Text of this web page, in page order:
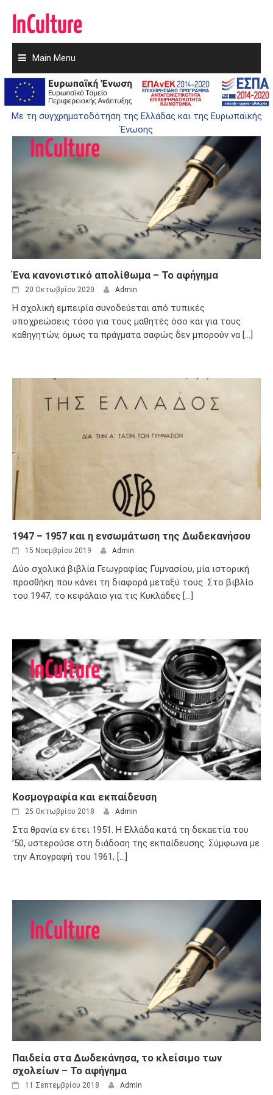
to
content
Main Menu
Με τη συγχρηματοδότηση της Ελλάδας και της Ευρωπαϊκής
Ένωσης
ΠΑΙΔΕΊΑ
Ένα κανονιστικό απολίθωμα – Το αφήγημα
20 Οκτωβρίου 2020 Admin
Η σχολική εμπειρία συνοδεύεται από τυπικές
υποχρεώσεις τόσο για τους μαθητές όσο και για τους
καθηγητών, όμως τα πράγματα σαφώς δεν μπορούν να [...]
1947 – 1957 και η ενσωμάτωση της Δωδεκανήσου
15 Νοεμβρίου 2019 Admin
Δύο σχολικά βιβλία Γεωγραφίας Γυμνασίου, μία ιστορική
προσθήκη που κάνει τη διαφορά μεταξύ τους. Στο βιβλίο
του 1947, το κεφάλαιο για τις Κυκλάδες [...]
Κοσμογραφία και εκπαίδευση
25 Οκτωβρίου 2018 Admin
Στα θρανία εν έτει 1951. Η Ελλάδα κατά τη δεκαετία του
’50, υστερούσε στη διάδοση της εκπαίδευσης. Σύμφωνα με
την Απογραφή του 1961, [...]
Παιδεία στα Δωδεκάνησα, το κλείσιμο των
σχολείων – Το αφήγημα
11 Σεπτεμβρίου 2018 Admin